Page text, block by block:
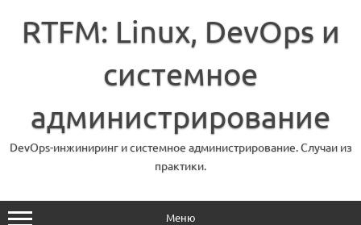
содержимому
RTFM: Linux, DevOps и
системное
администрирование
DevOps-инжиниринг и системное администрирование. Случаи из
практики.
Меню